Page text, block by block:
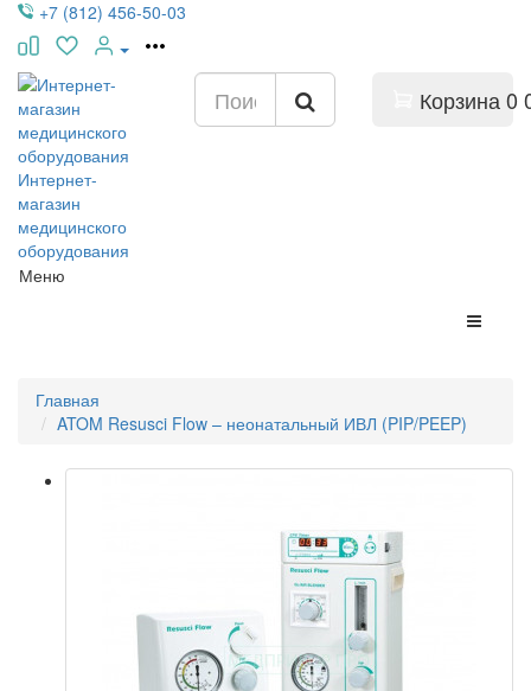
+7 (812) 456-50-03
Интернет-
магазин
медицинского
оборудования
Корзина 0
Меню
Главная
ATOM Resusci Flow – неонатальный ИВЛ (PIP/PEEP)